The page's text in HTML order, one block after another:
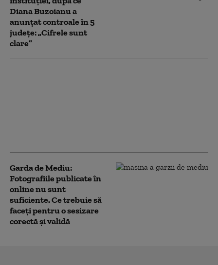
Diana Buzoianu a
anunțat controale în 5
județe: „Cifrele sunt
clare”
Garda de Mediu:
Fotografiile publicate în
online nu sunt
suficiente. Ce trebuie să
faceți pentru o sesizare
corectă şi validă